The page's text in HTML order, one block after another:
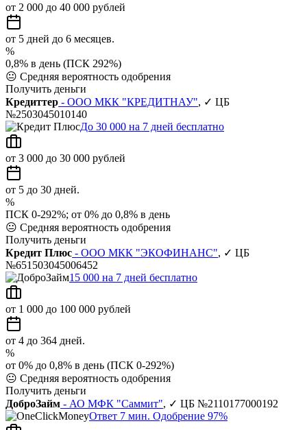
от 2 000 до 40 000 рублей
от 5 дней до 6 месяцев.
%
0,8% в день (ПСК 292%)
😐 Средняя вероятность одобрения
Получить деньги
Кредиттер - ООО МКК "КРЕДИТНАУ", ✓ ЦБ
№2503045010140
До 30 000 на 7 дней бесплатно
от 3 000 до 30 000 рублей
от 5 до 30 дней.
%
ПСК 0-292%; от 0% до 0,8% в день
😐 Средняя вероятность одобрения
Получить деньги
Кредит Плюс - ООО МКК "ЭКОФИНАНС", ✓ ЦБ
№651503045006452
15 000 на 7 дней бесплатно
от 1 000 до 100 000 рублей
от 4 до 364 дней.
%
от 0% до 0,8% в день (ПСК 0-292%)
😐 Средняя вероятность одобрения
Получить деньги
ДоброЗайм - АО МФК "Саммит", ✓ ЦБ №2110177000192
Ответ 7 мин. Одобрение 97%